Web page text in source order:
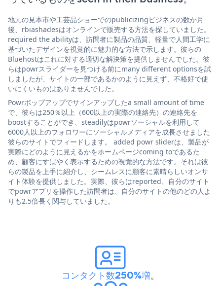
地元の見本市や工芸品ショーでのpublicizingビジネスの数か月
後、rbiashadesはオンラインで販売する方法を探していました。
required the abilityは、訪問者に製品の品質、軽量で人間工学に
基づいたデザインを視覚的に魅力的な方法で示します。彼らの
Bluehostはこれに対する適切な解決策を提供しませんでした。彼
らはpowrスライダーを見つける前にmany different optionsを試
しましたが、サイトの一部であるかのように見えず、不格好で使
いにくいものはありませんでした。
Powrポップアップでサインアップしたa small amount of time
で、彼らは250％以上（600以上の実際の連絡先）の連絡先を
boostすることができ、steadilyはpowrソーシャルを利用して
6000人以上のフォロワーにソーシャルメディアを成長させました
彼らのサイトでフィードします。 added powr sliderは、製品が
実際にどのように見えるかをホームページcoming toであるた
め、顧客にすばやく表示するための視覚的な方法です。それは彼
らの製品を上手に紹介し、シームレスに顧客に素晴らしいオンサ
イト体験を提供しました。実際、彼らはreported、自分のサイト
でpowrアプリを操作した訪問者は、自分のサイトの他のどの人よ
りも2.5倍長く関与していました。
コンタクト数250%増。